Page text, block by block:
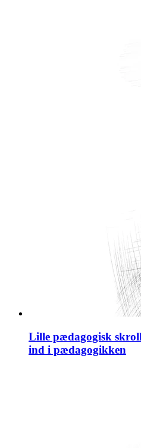
Lille pædagogisk
ind i pædagogikken